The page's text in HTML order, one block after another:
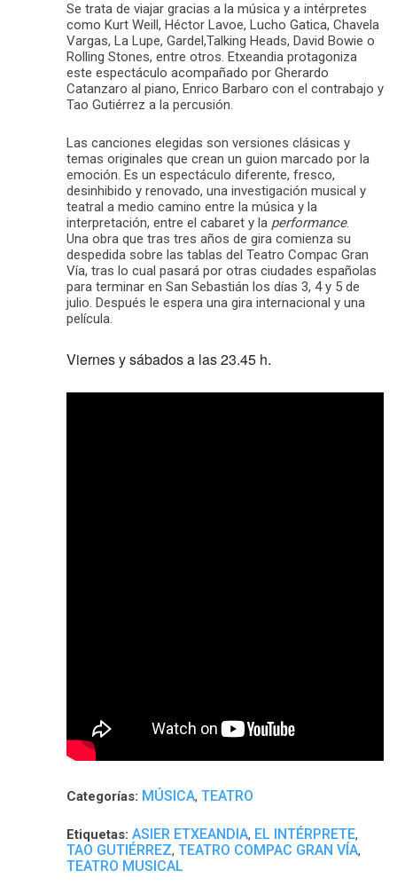
Se trata de viajar gracias a la música y a intérpretes
como Kurt Weill, Héctor Lavoe, Lucho Gatica, Chavela
Vargas, La Lupe, Gardel,Talking Heads, David Bowie o
Rolling Stones, entre otros. Etxeandia protagoniza
este espectáculo acompañado por Gherardo
Catanzaro al piano, Enrico Barbaro con el contrabajo y
Tao Gutiérrez a la percusión.
Las canciones elegidas son versiones clásicas y
temas originales que crean un guion marcado por la
emoción. Es un espectáculo diferente, fresco,
desinhibido y renovado, una investigación musical y
teatral a medio camino entre la música y la
interpretación, entre el cabaret y la performance.
Una obra que tras tres años de gira comienza su
despedida sobre las tablas del Teatro Compac Gran
Vía, tras lo cual pasará por otras ciudades españolas
para terminar en San Sebastián los días 3, 4 y 5 de
julio. Después le espera una gira internacional y una
película.
Viernes y sábados a las 23.45 h.
Categorías: MÚSICA, TEATRO
Etiquetas: ASIER ETXEANDIA, EL INTÉRPRETE,
TAO GUTIÉRREZ, TEATRO COMPAC GRAN VÍA,
TEATRO MUSICAL